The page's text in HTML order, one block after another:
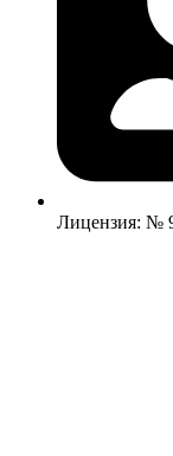
Лицензия: №